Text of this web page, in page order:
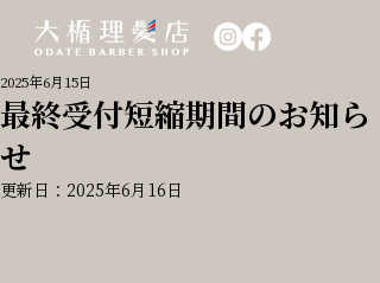
最終受付短縮期間のお知ら
せ
2025年6月15日
更新日： 2025年6月16日